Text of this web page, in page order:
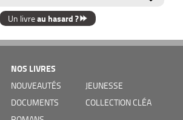
Un livreau hasard ?
NOS LIVRES
NOUVEAUTÉS
DOCUMENTS
JEUNESSE
COLLECTION CLÉA